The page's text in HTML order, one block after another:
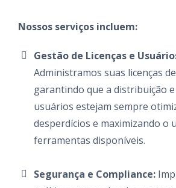
Nossos serviços incluem:
Gestão de Licenças e
Administramos suas licenças
garantindo que a distribuição e
usuários estejam sempre
desperdícios e maximizando o
ferramentas disponíveis.
Segurança e Compliance: